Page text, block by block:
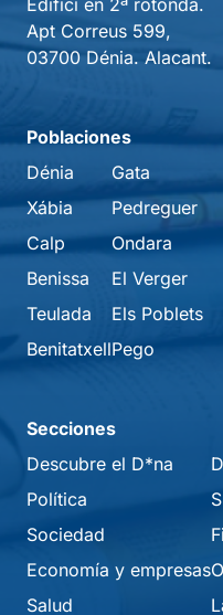
Edifici en 2ª rotonda.
Apt Correus 599,
03700 Dénia. Alacant.
Poblaciones
Dénia
Xábia
Calp
Benissa
Teulada
Benitatxell
Gata
Pedreguer
Ondara
El Verger
Els Poblets
Pego
Secciones
Descubre el D*na
Política
Sociedad
Economía y empresas
Salud